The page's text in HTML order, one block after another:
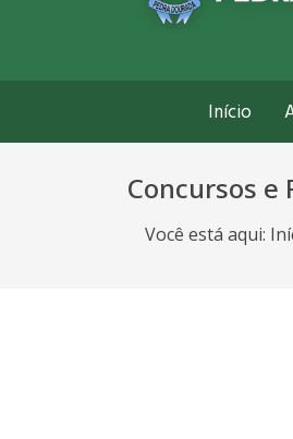
Início
Concursos e
Você está aqui: